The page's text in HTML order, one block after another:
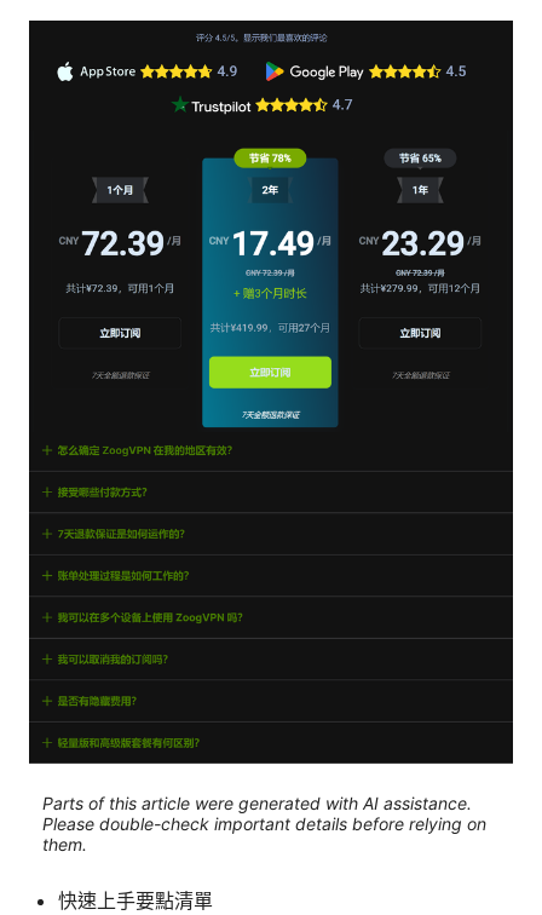
Parts of this article were generated with AI assistance.
Please double-check important details before relying on
them.
快速上手要點清單